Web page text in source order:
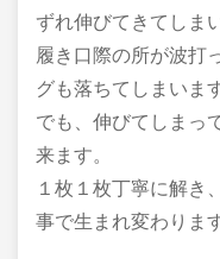
ずれ伸びてきてしま
履き口際の所が波打
グも落ちてしまいま
でも、伸びてしまっ
来ます。
１枚１枚丁寧に解き
事で生まれ変わりま